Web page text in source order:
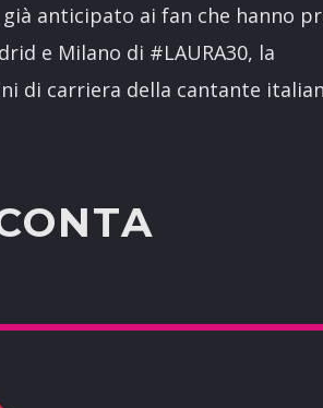
già anticipato ai fan che hanno
e Milano di #LAURA30, la
di carriera della cantante